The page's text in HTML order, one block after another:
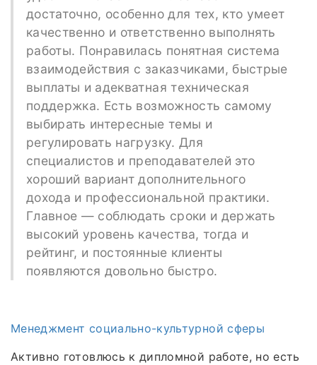
достаточно, особенно для тех, кто умеет
качественно и ответственно выполнять
работы. Понравилась понятная система
взаимодействия с заказчиками, быстрые
выплаты и адекватная техническая
поддержка. Есть возможность самому
выбирать интересные темы и
регулировать нагрузку. Для
специалистов и преподавателей это
хороший вариант дополнительного
дохода и профессиональной практики.
Главное — соблюдать сроки и держать
высокий уровень качества, тогда и
рейтинг, и постоянные клиенты
появляются довольно быстро.
Менеджмент социально-культурной сферы
Активно готовлюсь к дипломной работе, но есть